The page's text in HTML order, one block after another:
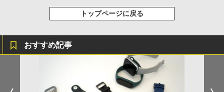
トップページに戻る
おすすめ記事